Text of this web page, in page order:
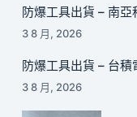
防爆工具出貨 – 南亞
3 8 月, 2026
防爆工具出貨 – 台積
3 8 月, 2026